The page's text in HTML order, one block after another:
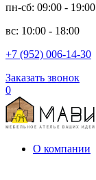
пн-сб: 09:00 - 19:00
вс: 10:00 - 18:00
+7 (952) 006-14-30
Заказать звонок
0
О компании